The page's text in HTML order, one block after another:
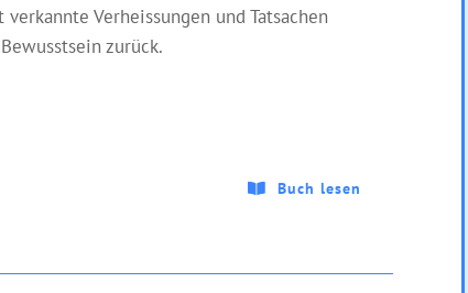
Verheissungen und Tatsachen
zurück.
Buch lesen